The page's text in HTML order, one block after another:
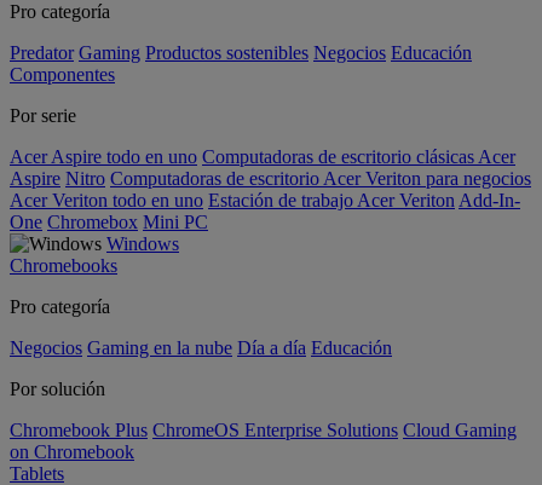
Pro categoría
Predator Gaming Productos sostenibles Negocios Educación
Componentes
Por serie
Acer Aspire todo en uno Computadoras de escritorio clásicas Acer
Aspire Nitro Computadoras de escritorio Acer Veriton para negocios
Acer Veriton todo en uno Estación de trabajo Acer Veriton Add-In-
One Chromebox Mini PC
Windows
Chromebooks
Pro categoría
Negocios Gaming en la nube Día a día Educación
Por solución
Chromebook Plus ChromeOS Enterprise Solutions Cloud Gaming
on Chromebook
Tablets